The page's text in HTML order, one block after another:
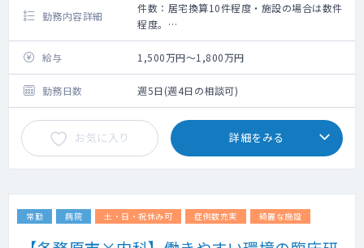
勤務内容詳細
件数：居宅換算10件程度・施設の場合は数件
程度。
訪問診療 居宅換算10件程度・施設の場合は
数件程度。
生活習慣病の患者様を中心に、ガン末期や
ALS等あり。
看護師、事務同行の3名体制。
給与 1,500万円～1,800万円
勤務日数 週5日(週4日の相談可)
お気に入り 詳細をみる
常勤 病院 土・日・祝休み可 症例数充実 綺麗な施設